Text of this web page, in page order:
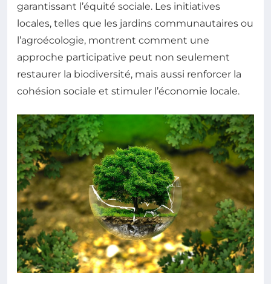
garantissant l’équité sociale. Les initiatives
locales, telles que les jardins communautaires ou
l’agroécologie, montrent comment une
approche participative peut non seulement
restaurer la biodiversité, mais aussi renforcer la
cohésion sociale et stimuler l’économie locale.